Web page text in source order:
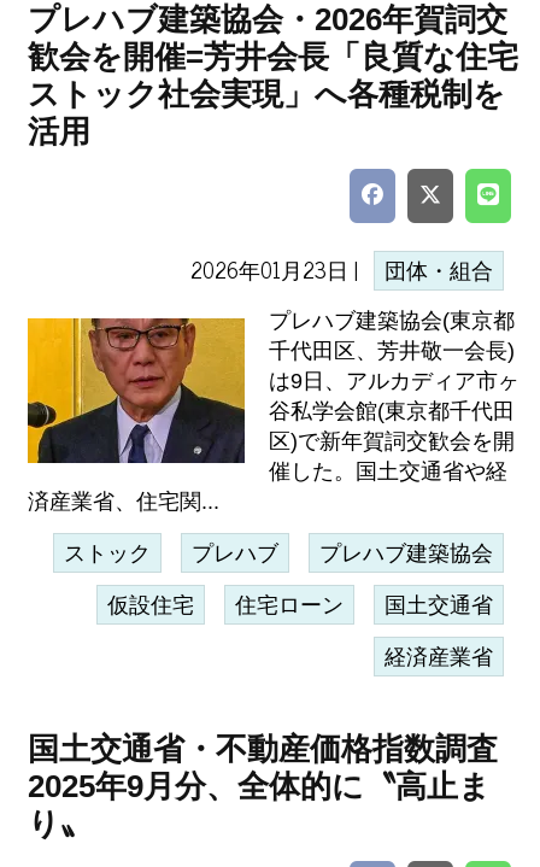
プレハブ建築協会・2026年賀詞交
歓会を開催=芳井会長「良質な住宅
ストック社会実現」へ各種税制を
活用
2026年01月23日 | 団体・組合
プレハブ建築協会(東京都
千代田区、芳井敬一会長)
は9日、アルカディア市ヶ
谷私学会館(東京都千代田
区)で新年賀詞交歓会を開
催した。国土交通省や経
済産業省、住宅関...
ストック プレハブ プレハブ建築協会
仮設住宅 住宅ローン 国土交通省
経済産業省
国土交通省・不動産価格指数調査
2025年9月分、全体的に〝高止ま
り〟